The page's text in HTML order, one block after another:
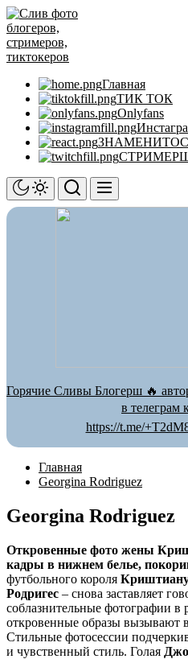
Перейти
к
содержимому
Главная
ТИК ТОК
Onlyfans
Горячие Сливы Блогерш 🔥
в телеграм
https://t.me/
Главная
Georgina Rodriguez
Georgina Rodriguez
Откровенные фото жены
кадры в нижнем белье,
футбольного короля
Родригес – снова заставляет
соблазнительные фотографии
откровенные образы вызывают
Стильные фотосессии
и чувственный стиль. Голая